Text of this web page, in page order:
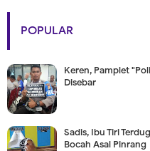
POPULAR
Keren, Pamplet
Disebar
Sadis, Ibu Tiri
Bocah Asal Pinrang